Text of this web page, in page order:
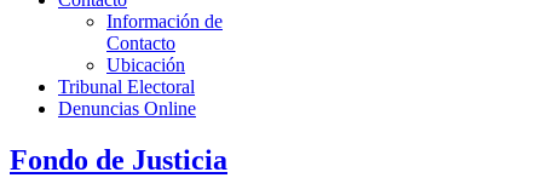
Información de
Contacto
Ubicación
Tribunal Electoral
Denuncias Online
Fondo de Justicia